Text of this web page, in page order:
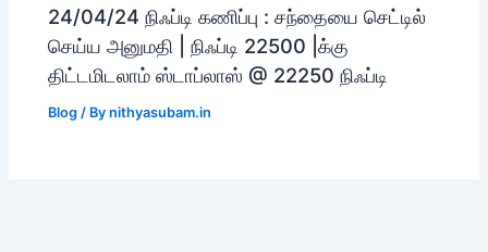
24/04/24 நிஃப்டி கணிப்பு : சந்தையை செட்டில்
செய்ய அனுமதி | நிஃப்டி 22500 |க்கு
திட்டமிடலாம் ஸ்டாப்லாஸ் @ 22250 நிஃப்டி
Blog / Bynithyasubam.in